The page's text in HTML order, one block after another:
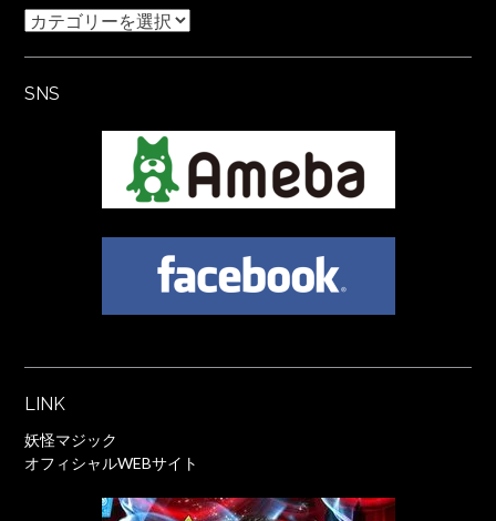
Category
SNS
LINK
妖怪マジック
オフィシャルWEBサイト